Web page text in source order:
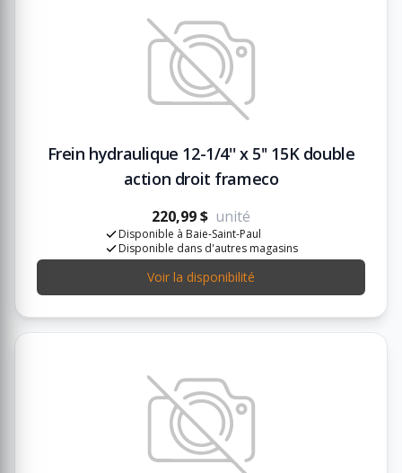
Frein hydraulique 12-1/4'' x 5'' 15K double
action droit frameco
220,99 $ unité
Disponible à Baie-Saint-Paul
Disponible dans d'autres magasins
Voir la disponibilité